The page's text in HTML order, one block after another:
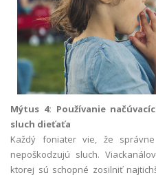
Mýtus 4: Používanie
sluch dieťaťa
Každý foniater vie, že
nepoškodzujú sluch.
ktorej sú schopné zosilniť